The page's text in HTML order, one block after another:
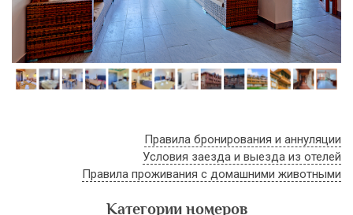
Правила бронирования и аннуляции
Условия заезда и выезда из отелей
Правила проживания с домашними животными
Категории номеров